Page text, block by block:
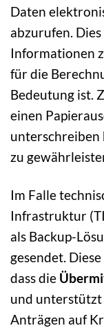
Daten
abzurufen.
Informationen
für die
Bedeutung ist.
einen
unterschreiben
zu
Im Falle
Infrastruktur
als Backup-
gesendet.
dass die
und unterstützt
Anträgen auf